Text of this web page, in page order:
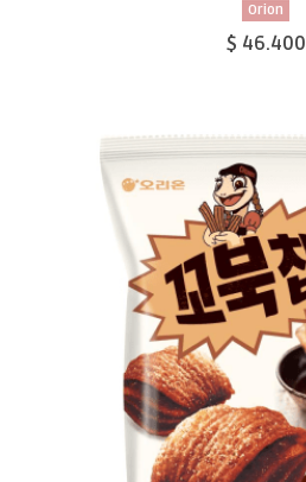
Orion
$ 46.400